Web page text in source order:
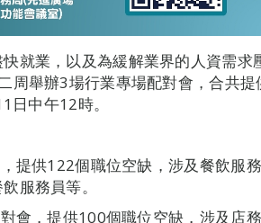
就業，以及為緩解業界的人資需求
周舉辦3場行業專場配對會，合共
中午12時。
提供122個職位空缺，涉及餐飲服
服務員等。
會，提供100個職位空缺，涉及店